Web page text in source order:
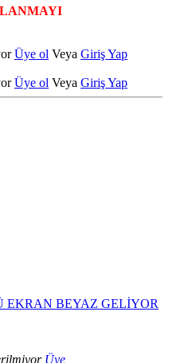
Üye ol Veya Giriş Yap
Üye ol Veya Giriş Yap
EKRAN BEYAZ GELİYOR
Üye